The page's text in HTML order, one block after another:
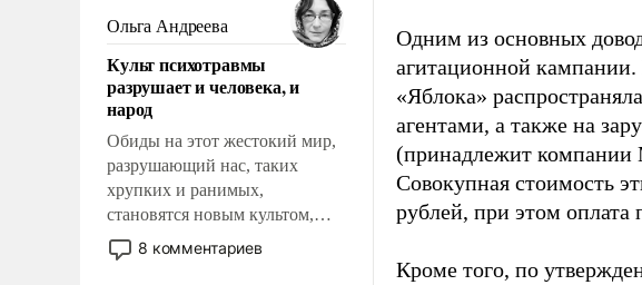
Ольга Андреева
Культ психотравмы
разрушает и человека, и
народ
Обиды на этот жестокий мир,
разрушающий нас, таких
хрупких и ранимых,
становятся новым культом,
постепенно вытесняя и
отменяя традиционное
8 комментариев
Одним из основных
агитационной кампании.
«Яблока»
агентами, а также на
(принадлежит компании
Совокупная стоимость
рублей, при этом оплата
Кроме того, по